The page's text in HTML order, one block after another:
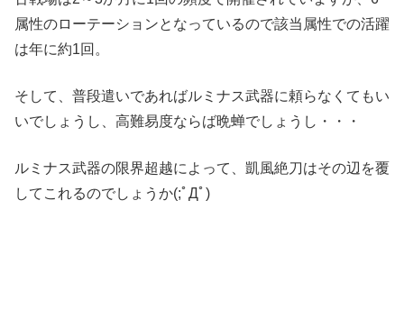
属性のローテーションとなっているので該当属性での活躍
は年に約1回。
そして、普段遣いであればルミナス武器に頼らなくてもい
いでしょうし、高難易度ならば晩蝉でしょうし・・・
ルミナス武器の限界超越によって、凱風絶刀はその辺を覆
してこれるのでしょうか(;ﾟДﾟ)